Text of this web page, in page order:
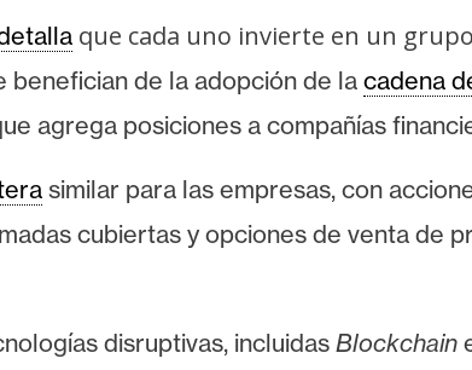
que cada uno invierte en un
benefician de la adopción de lacadena
agrega posiciones a compañías
similar para las empresas, con
cubiertas y opciones de venta de
disruptivas, incluidasBlockchain